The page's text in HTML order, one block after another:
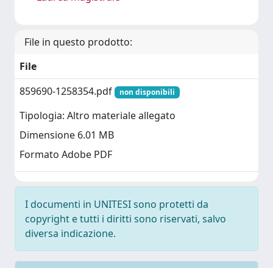
File in questo prodotto:
File
859690-1258354.pdf
non disponibili
Tipologia: Altro materiale allegato
Dimensione 6.01 MB
Formato Adobe PDF
I documenti in UNITESI sono protetti da
copyright e tutti i diritti sono riservati, salvo
diversa indicazione.